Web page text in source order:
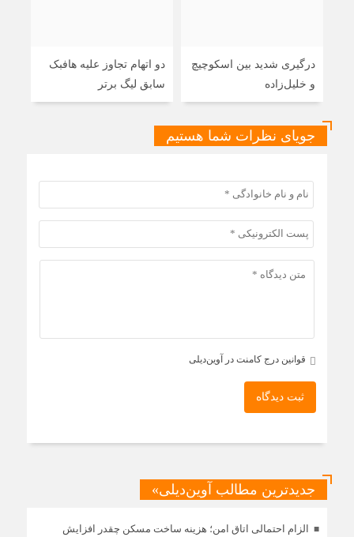
درگیری شدید بین اسکوچیچ
و خلیل‌زاده
دو اتهام تجاوز علیه هافبک
سابق لیگ برتر
جویای نظرات شما هستیم
قوانین درج کامنت در آوین‌دیلی
ثبت دیدگاه
جدیدترین مطالب آوین‌دیلی»
الزام احتمالی اتاق امن؛ هزینه ساخت مسکن چقدر افزایش